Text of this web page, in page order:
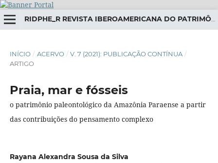
RIDPHE_R REVISTA IBEROAMERICANA DO PATRIMÔNIO HISTÓRICO-EDUCATIVO
INÍCIO / ACERVO / V. 7 (2021): PUBLICAÇÃO CONTÍNUA /
ARTIGO
Praia, mar e fósseis
o patrimônio paleontológico da Amazônia Paraense a partir
das contribuições do pensamento complexo
Rayana Alexandra Sousa da Silva